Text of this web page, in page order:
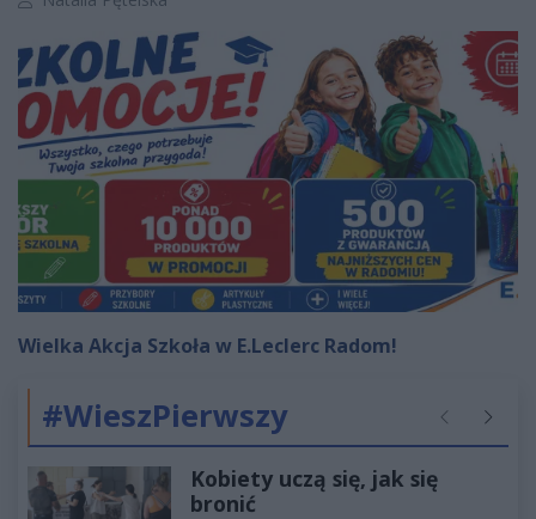
Wielka Akcja Szkoła w E.Leclerc Radom!
#WieszPierwszy Poprzednie
Kobiety uczą się, jak się
bronić